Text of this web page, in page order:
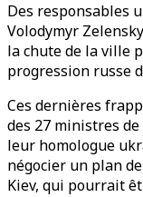
Des responsables
Volodymyr
la chute de la ville
progression russe
Ces dernières
des 27 ministres de
leur homologue
négocier un plan
Kiev, qui pourrait